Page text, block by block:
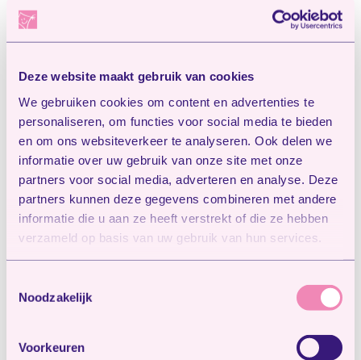
Deze website maakt gebruik van cookies
We gebruiken cookies om content en advertenties te
personaliseren, om functies voor social media te bieden
en om ons websiteverkeer te analyseren. Ook delen we
informatie over uw gebruik van onze site met onze
partners voor social media, adverteren en analyse. Deze
partners kunnen deze gegevens combineren met andere
informatie die u aan ze heeft verstrekt of die ze hebben
verzameld op basis van uw gebruik van hun services.
Noodzakelijk
Voorkeuren
opvanglocatie per kind t.b.v. het versturen
Incassobureau bij het uitblijven van
betalingen.
Wij maken gebruik van Google Ads voor
advertentiedoeleinden. Google verwerkt
hierbij gegevens conform hun
privacybeleid:
https://business.safety.google/privacy/
Persoonsgegevens kunnen zonder
toestemming worden verstrekt aan derden
voor zover hiervoor:
(bijvoorbeeld in het kader van Toeslag